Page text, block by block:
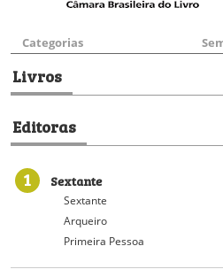
Categorias
Livros
Editoras
1 Sextante
Sextante
Arqueiro
Primeira Pessoa